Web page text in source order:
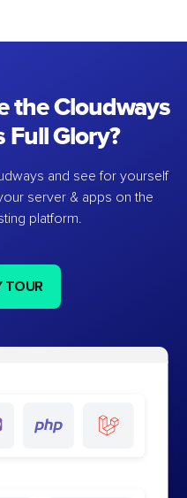
the Cloudways
Glory?
and see for yourself
server & apps on the
platform.
TOUR